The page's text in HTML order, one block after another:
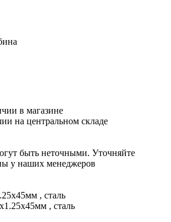
в магазине
на центральном складе
быть неточными. Уточняйте
у наших менеджеров
, сталь